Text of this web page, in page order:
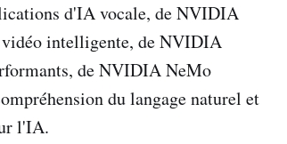
d'IA vocale, de NVIDIA
intelligente, de NVIDIA
de NVIDIA NeMo
du langage naturel et
l'IA.